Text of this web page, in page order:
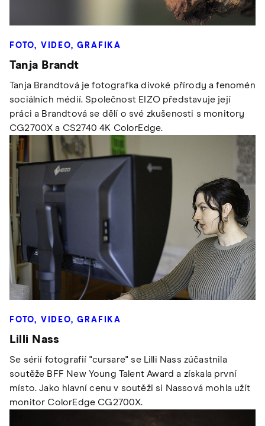
FOTO, VIDEO, GRAFIKA
Tanja Brandt
Tanja Brandtová je fotografka divoké přírody a fenomén
sociálních médií. Společnost EIZO představuje její
práci a Brandtová se dělí o své zkušenosti s monitory
CG2700X a CS2740 4K ColorEdge.
FOTO, VIDEO, GRAFIKA
Lilli Nass
Se sérií fotografií "cursare" se Lilli Nass zúčastnila
soutěže BFF New Young Talent Award a získala první
místo. Jako hlavní cenu v soutěži si Nassová mohla užít
monitor ColorEdge CG2700X.